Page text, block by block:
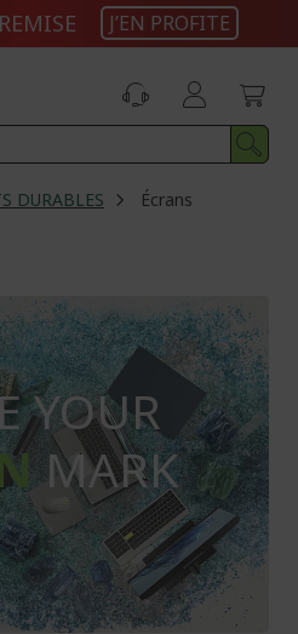
J’EN PROFITE
DURABLES Écrans
YOUR
MARK